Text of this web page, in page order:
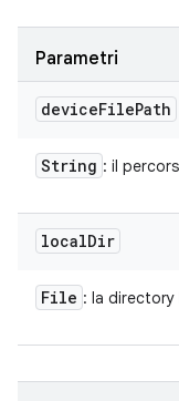
Parametri
deviceFilePath
String : il
localDir
File : la directory